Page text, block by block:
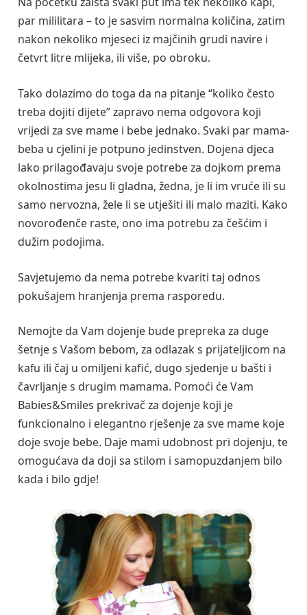
par mililitara – to je sasvim normalna količina, zatim
nakon nekoliko mjeseci iz majčinih grudi navire i
četvrt litre mlijeka, ili više, po obroku.
Tako dolazimo do toga da na pitanje “koliko često
treba dojiti dijete” zapravo nema odgovora koji
vrijedi za sve mame i bebe jednako. Svaki par mama-
beba u cjelini je potpuno jedinstven. Dojena djeca
lako prilagođavaju svoje potrebe za dojkom prema
okolnostima jesu li gladna, žedna, je li im vruće ili su
samo nervozna, žele li se utješiti ili malo maziti. Kako
novorođenče raste, ono ima potrebu za češćim i
dužim podojima.
Savjetujemo da nema potrebe kvariti taj odnos
pokušajem hranjenja prema rasporedu.
Nemojte da Vam dojenje bude prepreka za duge
šetnje s Vašom bebom, za odlazak s prijateljicom na
kafu ili čaj u omiljeni kafić, dugo sjedenje u bašti i
čavrljanje s drugim mamama. Pomoći će Vam
Babies&Smiles prekrivač za dojenje koji je
funkcionalno i elegantno rješenje za sve mame koje
doje svoje bebe. Daje mami udobnost pri dojenju, te
omogućava da doji sa stilom i samopuzdanjem bilo
kada i bilo gdje!